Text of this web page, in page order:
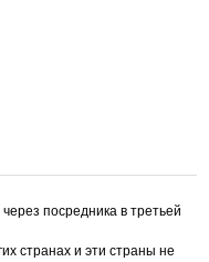
посредника в третьей
странах и эти страны не